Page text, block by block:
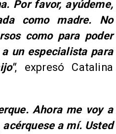
Por favor, ayúdeme,
como madre. No
como para poder
un especialista para
, expresó Catalina
Ahora me voy a
a mí. Usted